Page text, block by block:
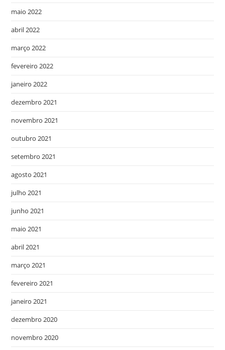
maio 2022
abril 2022
março 2022
fevereiro 2022
janeiro 2022
dezembro 2021
novembro 2021
outubro 2021
setembro 2021
agosto 2021
julho 2021
junho 2021
maio 2021
abril 2021
março 2021
fevereiro 2021
janeiro 2021
dezembro 2020
novembro 2020